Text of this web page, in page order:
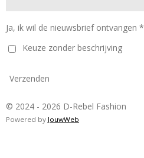
Ja, ik wil de nieuwsbrief ontvangen *
Keuze zonder beschrijving
Verzenden
© 2024 - 2026 D-Rebel Fashion
Powered by JouwWeb